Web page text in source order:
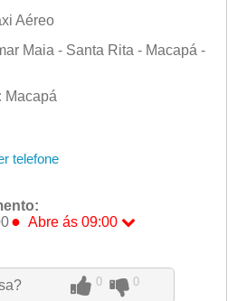
Aéreo
Maia - Santa Rita - Macapá -
Macapá
telefone
● Abre ás 09:00
0 0